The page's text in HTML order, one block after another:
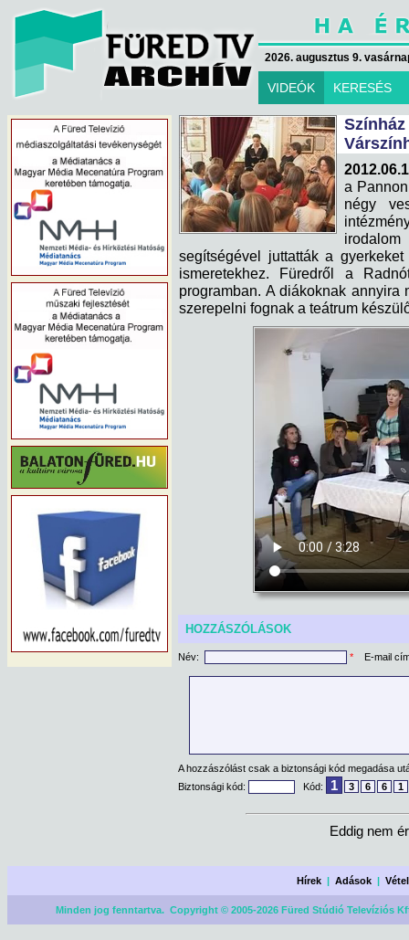
2026. augusztus 9.
VIDEÓK KERESÉS
a
négy
segítségével juttatták a
ismeretekhez. Füredről a
programban. A diákoknak
szerepelni fognak a teátrum
HOZZÁSZÓLÁSOK
Név: * E-mail
A hozzászólást csak a biztonsági kód megadása
Biztonsági kód:
Kód: 1 3 6 6 1
Eddig nem
Hírek |Adások |
Minden jog fenntartva. Copyright © 2005-2026 Füred Stúdió Televíziós